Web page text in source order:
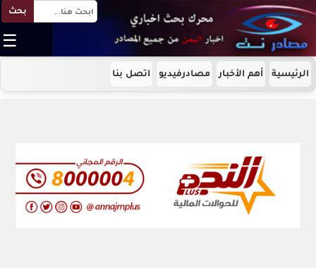
بحث
☰
الرئيسية أهم الأخبار مصادرفيديو اتصل بنا